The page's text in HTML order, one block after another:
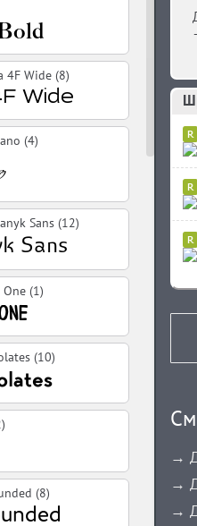
4F Wide (8)
(4)
Sans (12)
(1)
(10)
(8)
→
→
→